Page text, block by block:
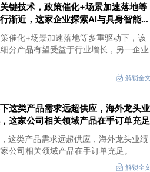
键技术，政策催化+场景加速落地等
渐近，这家企业探索AI与具身智能深
催化+场景加速落地等多重驱动下，该
分产品有望受益于行业增长，另一企业
解锁全文
这类产品需求远超供应，海外龙头业
这家公司相关领域产品在手订单充足
这类产品需求远超供应，海外龙头业绩
公司相关领域产品在手订单充足。
解锁全文